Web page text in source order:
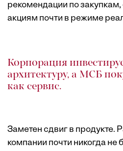
рекомендации по закупкам,
акциям почти в режиме
Корпорация
архитектуру, а МСБ
как сервис.
Заметен сдвиг в продукте.
компании почти никогда не